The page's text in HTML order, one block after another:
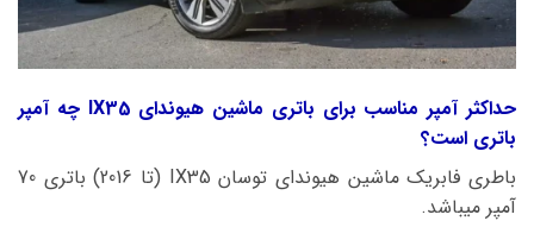
حداکثر آمپر مناسب برای باتری ماشین هیوندای IX35 چه آمپر
باتری است؟
باطری فابریک ماشین هیوندای توسان IX35 (تا 2016) باتری 70
آمپر میباشد.